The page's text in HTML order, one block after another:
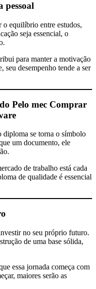
pessoal
o equilíbrio entre estudos,
seja essencial, o
para manter a motivação
seu desempenho tende a ser
Pelo mec Comprar
diploma se torna o símbolo
um documento, ele
de trabalho está cada
de qualidade é essencial
no seu próprio futuro.
de uma base sólida,
essa jornada começa com
maiores serão as